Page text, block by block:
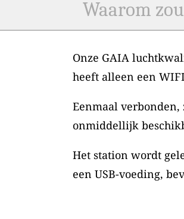
Waarom
Onze GAIA
heeft alleen een
Eenmaal
onmiddellijk
Het station wordt
een USB-voeding,